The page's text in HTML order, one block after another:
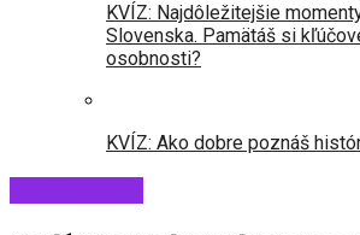
KVÍZ: Najdôležitejšie
Slovenska. Pamätáš si
osobnosti?
KVÍZ: Ako dobre poznáš